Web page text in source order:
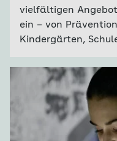
vielfältigen
ein – von
Kindergärten,
Entdecken Sie
passende Angebot